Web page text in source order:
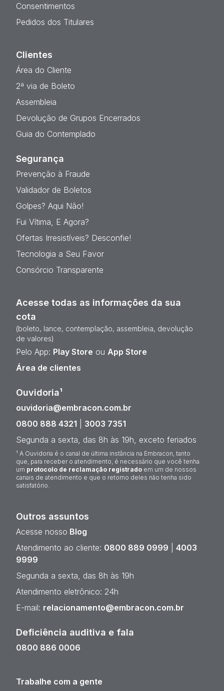
Consentimentos
Pedidos dos Titulares
Clientes
Área do Cliente
2ª via de Boleto
Assembleia
Devolução de Grupos Encerrados
Guia do Contemplado
Segurança
Prevenção à Fraude
Validador de Boletos
Golpes? Aqui Não!
Fui Vítima, E Agora?
Ofertas Irresistíveis? Desconfie!
Tecnologia a Seu Favor
Consórcio Transparente
Acesse todas as informações da sua
cota
(boleto, lance, contemplação, assembleia, devolução
de valores)
Pelo App: Play Store ou App Store
Área de clientes
Ouvidoria¹
ouvidoria@embracon.com.br
0800 888 4321
3003 7351
Segunda a sexta, das 8h às 19h, exceto feriados
¹ A Ouvidoria é o canal de última instância na Embracon, tanto
que, para receber o atendimento, é necessário que você tenha
um protocolo de reclamação registrado em um de nossos
canais de atendimento e que o retorno deles não tenha sido
satisfatório.
Outros assuntos
Acesse nosso Blog
Atendimento ao cliente: 0800 889 0999
4003
9999
Segunda a sexta, das 8h às 19h
Atendimento eletrônico: 24h
E-mail: relacionamento@embracon.com.br
Deficiência auditiva e fala
0800 886 0006
Trabalhe com a gente